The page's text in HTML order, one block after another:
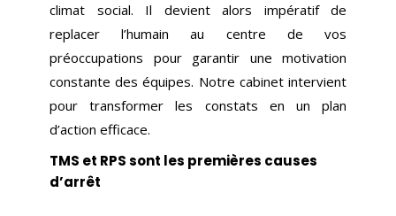
climat social. Il devient alors impératif de
replacer l’humain au centre de vos
préoccupations pour garantir une motivation
constante des équipes. Notre cabinet intervient
pour transformer les constats en un plan
d’action efficace.
TMS et RPS sont les premières causes
d’arrêt